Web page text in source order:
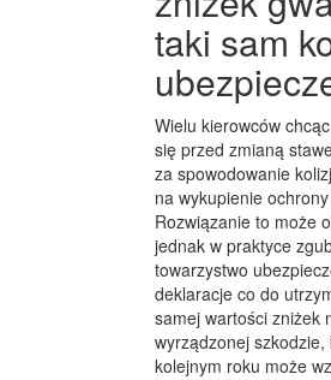
taki sam
Wielu kierowców
się przed zmianą
za spowodowanie
na wykupienie
Rozwiązanie to może
jednak w praktyce
towarzystwo
deklaracje co do
samej wartości zniżek
wyrządzonej szkodzie,
kolejnym roku może